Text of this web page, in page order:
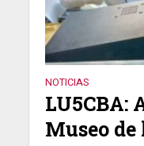
NOTICIAS
LU5CBA:
Museo